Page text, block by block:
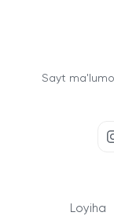
Sayt
Loyiha